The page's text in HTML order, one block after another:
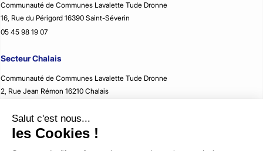
Communauté de Communes Lavalette Tude Dronne
16, Rue du Périgord 16390 Saint-Séverin
05 45 98 19 07
Secteur Chalais
Communauté de Communes Lavalette Tude Dronne
2, Rue Jean Rémon 16210 Chalais
Secteur Montmoreau